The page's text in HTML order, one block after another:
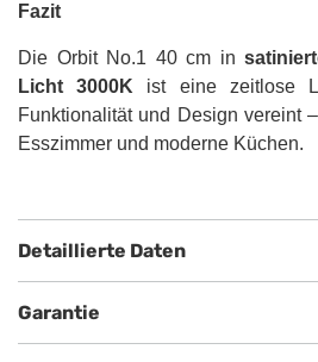
Fazit
Die Orbit No.1 40 cm in
Licht 3000K ist eine zeitlose
Funktionalität und Design vereint
Esszimmer und moderne Küchen.
Detaillierte Daten
Garantie